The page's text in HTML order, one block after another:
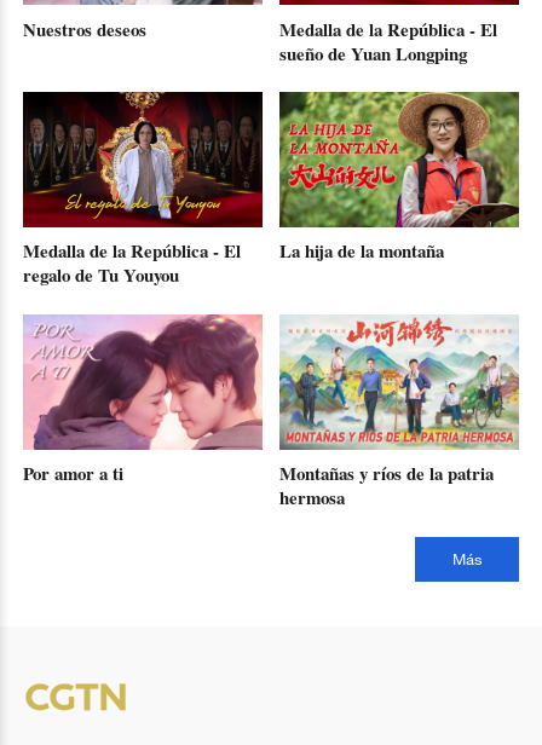
Nuestros deseos
Medalla de la República - El
sueño de Yuan Longping
Medalla de la República - El
regalo de Tu Youyou
La hija de la montaña
Por amor a ti
Montañas y ríos de la patria
hermosa
Más